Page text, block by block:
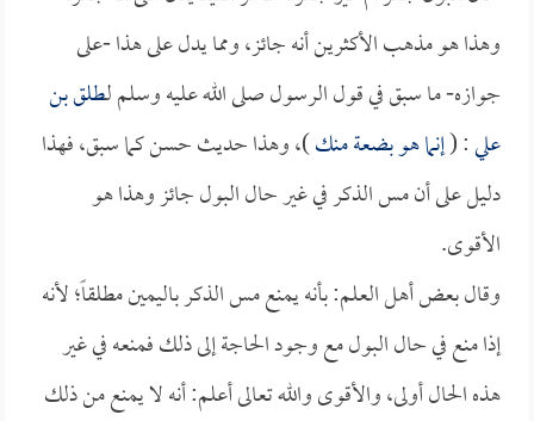
وهذا هو مذهب الأكثرين أنه جائز، ومما يدل على هذا -على
جوازه- ما سبق في قول الرسول صلى الله عليه وسلم لـطلق بن
علي: (إنما هو بضعة منك)، وهذا حديث حسن كما سبق، فهذا
دليل على أن مس الذكر في غير حال البول جائز وهذا هو
الأقوى.
وقال بعض أهل العلم: بأنه يمنع مس الذكر باليمين مطلقاً؛ لأنه
إذا منع في حال البول مع وجود الحاجة إلى ذلك فمنعه في غير
هذه الحال أولى، والأقوى والله تعالى أعلم: أنه لا يمنع من ذلك